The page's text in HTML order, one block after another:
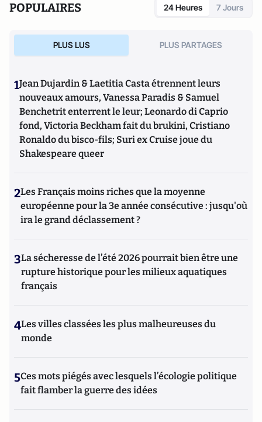
POPULAIRES 24 Heures 7 Jours
PLUS LUS PLUS PARTAGES
1Jean Dujardin & Laetitia Casta étrennent leurs
nouveaux amours, Vanessa Paradis & Samuel
Benchetrit enterrent le leur; Leonardo di Caprio
fond, Victoria Beckham fait du brukini, Cristiano
Ronaldo du bisco-fils; Suri ex Cruise joue du
Shakespeare queer
2Les Français moins riches que la moyenne
européenne pour la 3e année consécutive : jusqu'où
ira le grand déclassement ?
3La sécheresse de l’été 2026 pourrait bien être une
rupture historique pour les milieux aquatiques
français
4Les villes classées les plus malheureuses du
monde
5Ces mots piégés avec lesquels l’écologie politique
fait flamber la guerre des idées